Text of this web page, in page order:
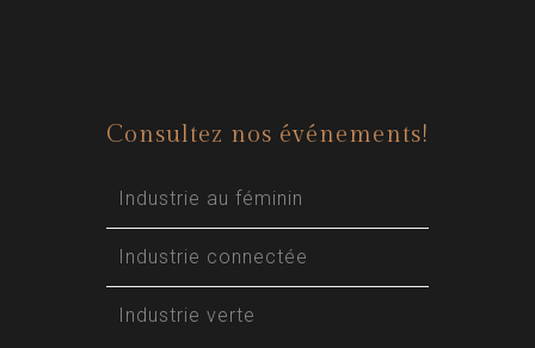
Consultez nos événements!
Industrie au féminin
Industrie connectée
Industrie verte